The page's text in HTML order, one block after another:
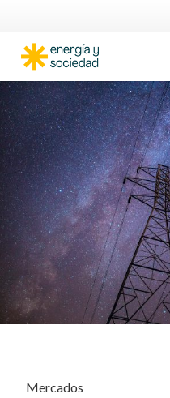
Mercados